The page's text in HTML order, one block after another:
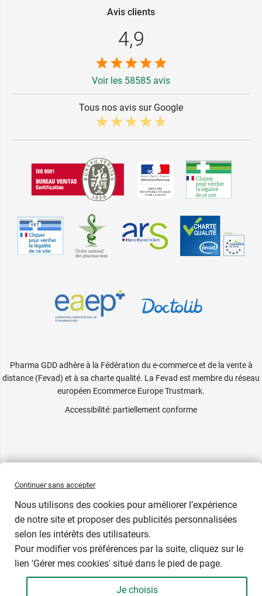
Avis clients
4,9
Voir les 58585 avis
Tous nos avis sur Google
Pharma GDD adhère à la Fédération du e-commerce et de la vente à
distance (Fevad) et à sa charte qualité. La Fevad est membre du réseau
européen Ecommerce Europe Trustmark.
Accessibilité: partiellement conforme
Continuer sans accepter
Nous utilisons des cookies pour améliorer l’expérience
de notre site et proposer des publicités personnalisées
selon les intérêts des utilisateurs.
Pour modifier vos préférences par la suite, cliquez sur le
lien 'Gérer mes cookies' situé dans le pied de page.
Je choisis